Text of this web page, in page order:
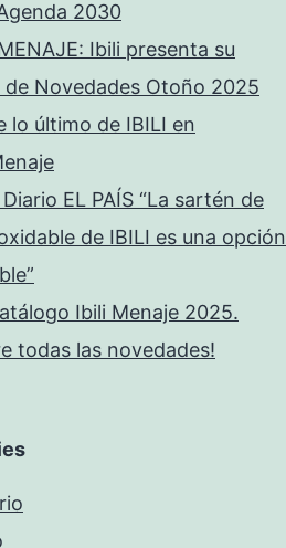
2030
Ibili presenta su
Novedades Otoño 2025
lo último de IBILI en
EL PAÍS “La sartén de
de IBILI es una opción
Ibili Menaje 2025.
todas las novedades!